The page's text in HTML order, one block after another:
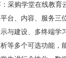
采购学堂在线教育
台、内容、服务三
与建设、多终端学
等多个可选功能，